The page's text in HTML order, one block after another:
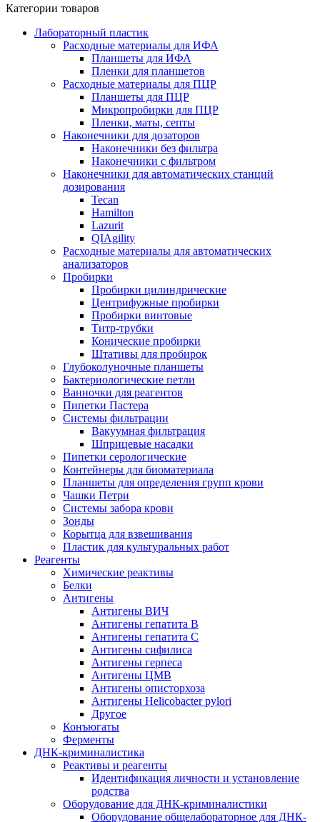
Категории товаров
Лабораторный пластик
Расходные материалы для ИФА
Планшеты для ИФА
Пленки для планшетов
Расходные материалы для ПЦР
Планшеты для ПЦР
Микропробирки для ПЦР
Пленки, маты, септы
Наконечники для дозаторов
Наконечники без фильтра
Наконечники с фильтром
Наконечники для автоматических станций
дозирования
Tecan
Hamilton
Lazurit
QIAgility
Расходные материалы для автоматических
анализаторов
Пробирки
Пробирки цилиндрические
Центрифужные пробирки
Пробирки винтовые
Титр-трубки
Конические пробирки
Штативы для пробирок
Глубоколуночные планшеты
Бактериологические петли
Ванночки для реагентов
Пипетки Пастера
Системы фильтрации
Вакуумная фильтрация
Шприцевые насадки
Пипетки серологические
Контейнеры для биоматериала
Планшеты для определения групп крови
Чашки Петри
Системы забора крови
Зонды
Корытца для взвешивания
Пластик для культуральных работ
Реагенты
Химические реактивы
Белки
Антигены
Антигены ВИЧ
Антигены гепатита B
Антигены гепатита C
Антигены сифилиса
Антигены герпеса
Антигены ЦМВ
Антигены описторхоза
Антигены Helicobacter pylori
Другое
Конъюгаты
Ферменты
ДНК-криминалистика
Реактивы и реагенты
Идентификация личности и установление
родства
Оборудование для ДНК-криминалистики
Оборудование общелабораторное для ДНК-